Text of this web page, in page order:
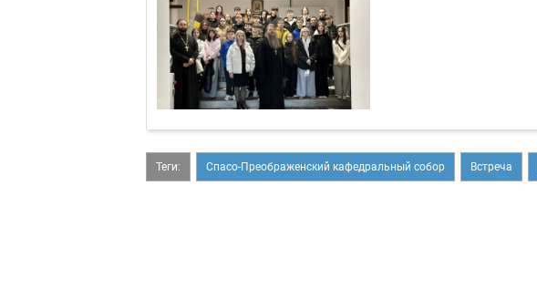
Теги: Спасо-Преображенский кафедральный собор Встреча